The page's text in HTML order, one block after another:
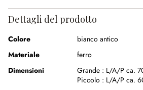
Dettagli del prodotto
Colore
bianco antico
Materiale
ferro
Dimensioni
Grande : L/A/P ca.
Piccolo : L/A/P ca.